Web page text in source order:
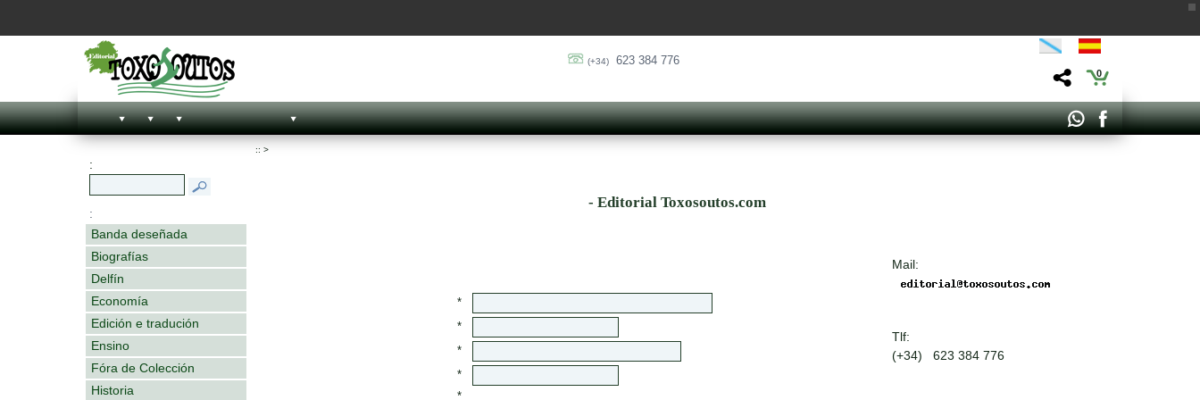
(+34) 623 384 776
0
:
:
Banda deseñada
Biografías
Delfín
Economía
Edición e tradución
Ensino
Fóra de Colección
Historia
:: >
- Editorial Toxosoutos.com
*
*
*
*
*
Mail:
Tlf:
(+34) 623 384 776